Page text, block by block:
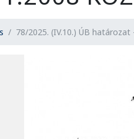
78/2025. (IV.10.) ÚB